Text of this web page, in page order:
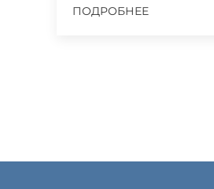
ПОДРОБНЕЕ